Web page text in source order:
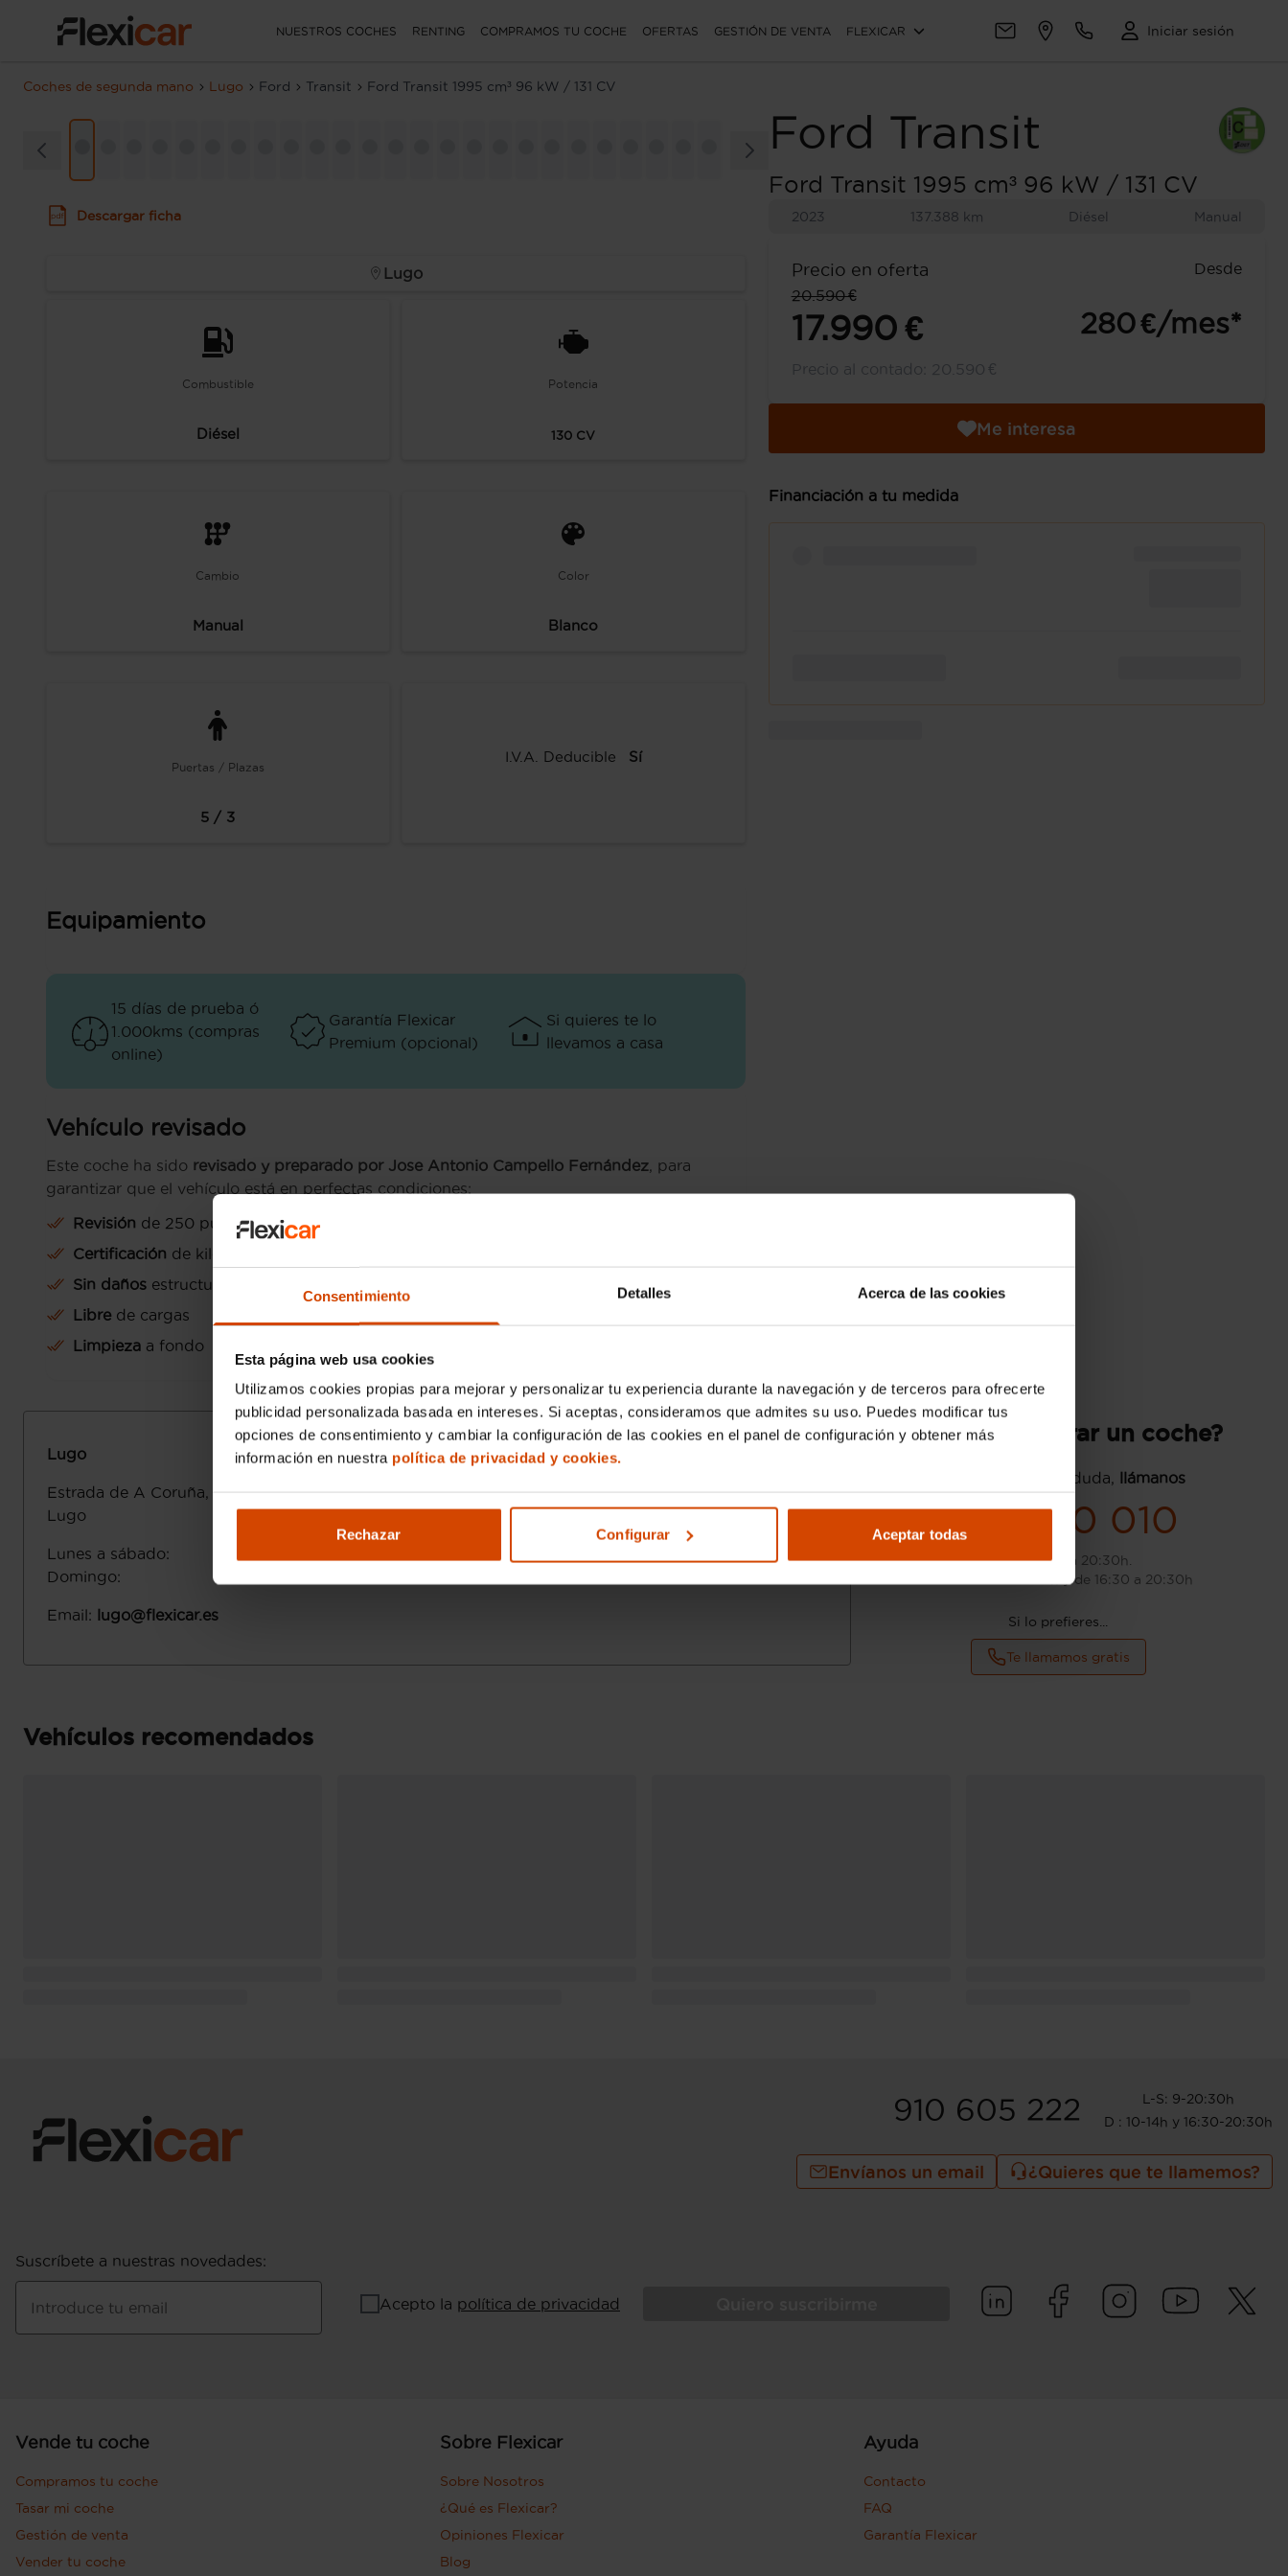
Consentimiento Detalles Acerca de las cookies
Esta página web usa cookies
Utilizamos cookies propias para mejorar y personalizar tu experiencia durante la navegación y de terceros para ofrecerte
publicidad personalizada basada en intereses. Si aceptas, consideramos que admites su uso. Puedes modificar tus
opciones de consentimiento y cambiar la configuración de las cookies en el panel de configuración y obtener más
información en nuestra política de privacidad y cookies.
Rechazar Configurar Aceptar todas
NUESTROS COCHES RENTING COMPRAMOS TU COCHE OFERTAS GESTIÓN DE VENTA FLEXICAR Iniciar sesión
Coches de segunda mano Lugo Ford Transit Ford Transit 1995 cm³ 96 kW / 131 CV
Ford Transit
Ford Transit 1995 cm³ 96 kW / 131 CV
2023 137.388 km Diésel Manual
Precio en oferta
Desde
20.590 €
17.990 € 280 €/mes*
Precio al contado: 20.590 €
Me interesa
Financiación a tu medida
Descargar ficha
Lugo
Combustible
Diésel
Potencia
130 CV
Cambio
Manual
Color
Blanco
Puertas / Plazas
5 / 3
I.V.A. Deducible Sí
Equipamiento
15 días de prueba ó
1.000kms (compras
online)
Garantía Flexicar
Premium (opcional)
Si quieres te lo
llevamos a casa
Vehículo revisado
Este coche ha sido revisado y preparado por Jose Antonio Campello Fernández, para
garantizar que el vehículo está en perfectas condiciones:
Revisión de 250 puntos
Certificación de kilometraje
Sin daños estructurales
Libre de cargas
Limpieza a fondo
Lugo
Estrada de A Coruña, 175 27003 Lugo
Lugo
Lunes a sábado:
Domingo:
Email: lugo@flexicar.es
¿Quieres comprar un coche?
Si tienes cualquier duda, llámanos
982 480 010
L-S: de 9:00 a 20:30h.
D: de 10:00 a 14:00h y de 16:30 a 20:30h
Si lo prefieres...
Te llamamos gratis
Vehículos recomendados
910 605 222
L-S: 9-20:30h
D : 10-14h y 16:30-20:30h
Envíanos un email ¿Quieres que te llamemos?
Suscríbete a nuestras novedades:
Introduce tu email Acepto la política de privacidad
Vende tu coche
Compramos tu coche
Tasar mi coche
Gestión de venta
Vender tu coche
Sobre Flexicar
Sobre Nosotros
¿Qué es Flexicar?
Opiniones Flexicar
Blog
Ayuda
Contacto
FAQ
Garantía Flexicar